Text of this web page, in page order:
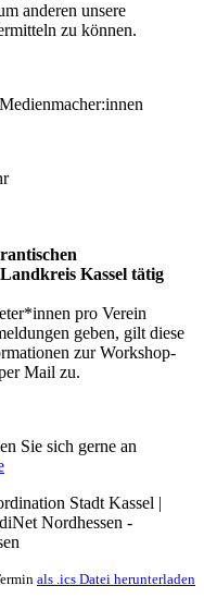
anderen unsere
zu können.
Kassel tätig
pro Verein
geben, gilt diese
zur Workshop-
Mail zu.
Sie sich gerne an
Stadt Kassel |
Nordhessen -
als .ics Datei herunterladen